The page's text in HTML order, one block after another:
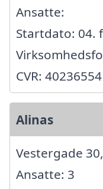
Ansatte:
Startdato: 04.
CVR: 40236554
Alinas
Vestergade
Ansatte: 3